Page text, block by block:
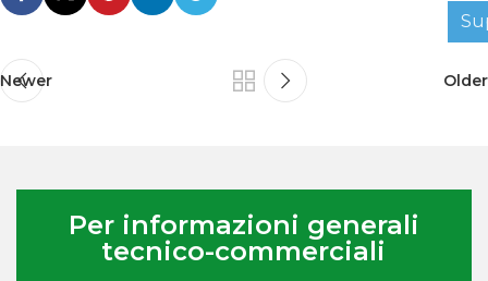
Newer Older
Per informazioni generali
tecnico-commerciali